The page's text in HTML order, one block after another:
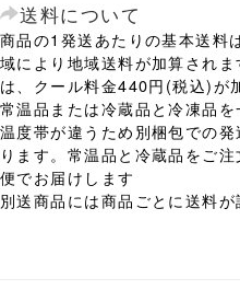
送料について
商品の1発送あたりの基本送料
域により地域送料が加算され
は、クール料金440円(税込)が
常温品または冷蔵品と冷凍品を
温度帯が違うため別梱包での
ります。常温品と冷蔵品をご
便でお届けします
別送商品には商品ごとに送料